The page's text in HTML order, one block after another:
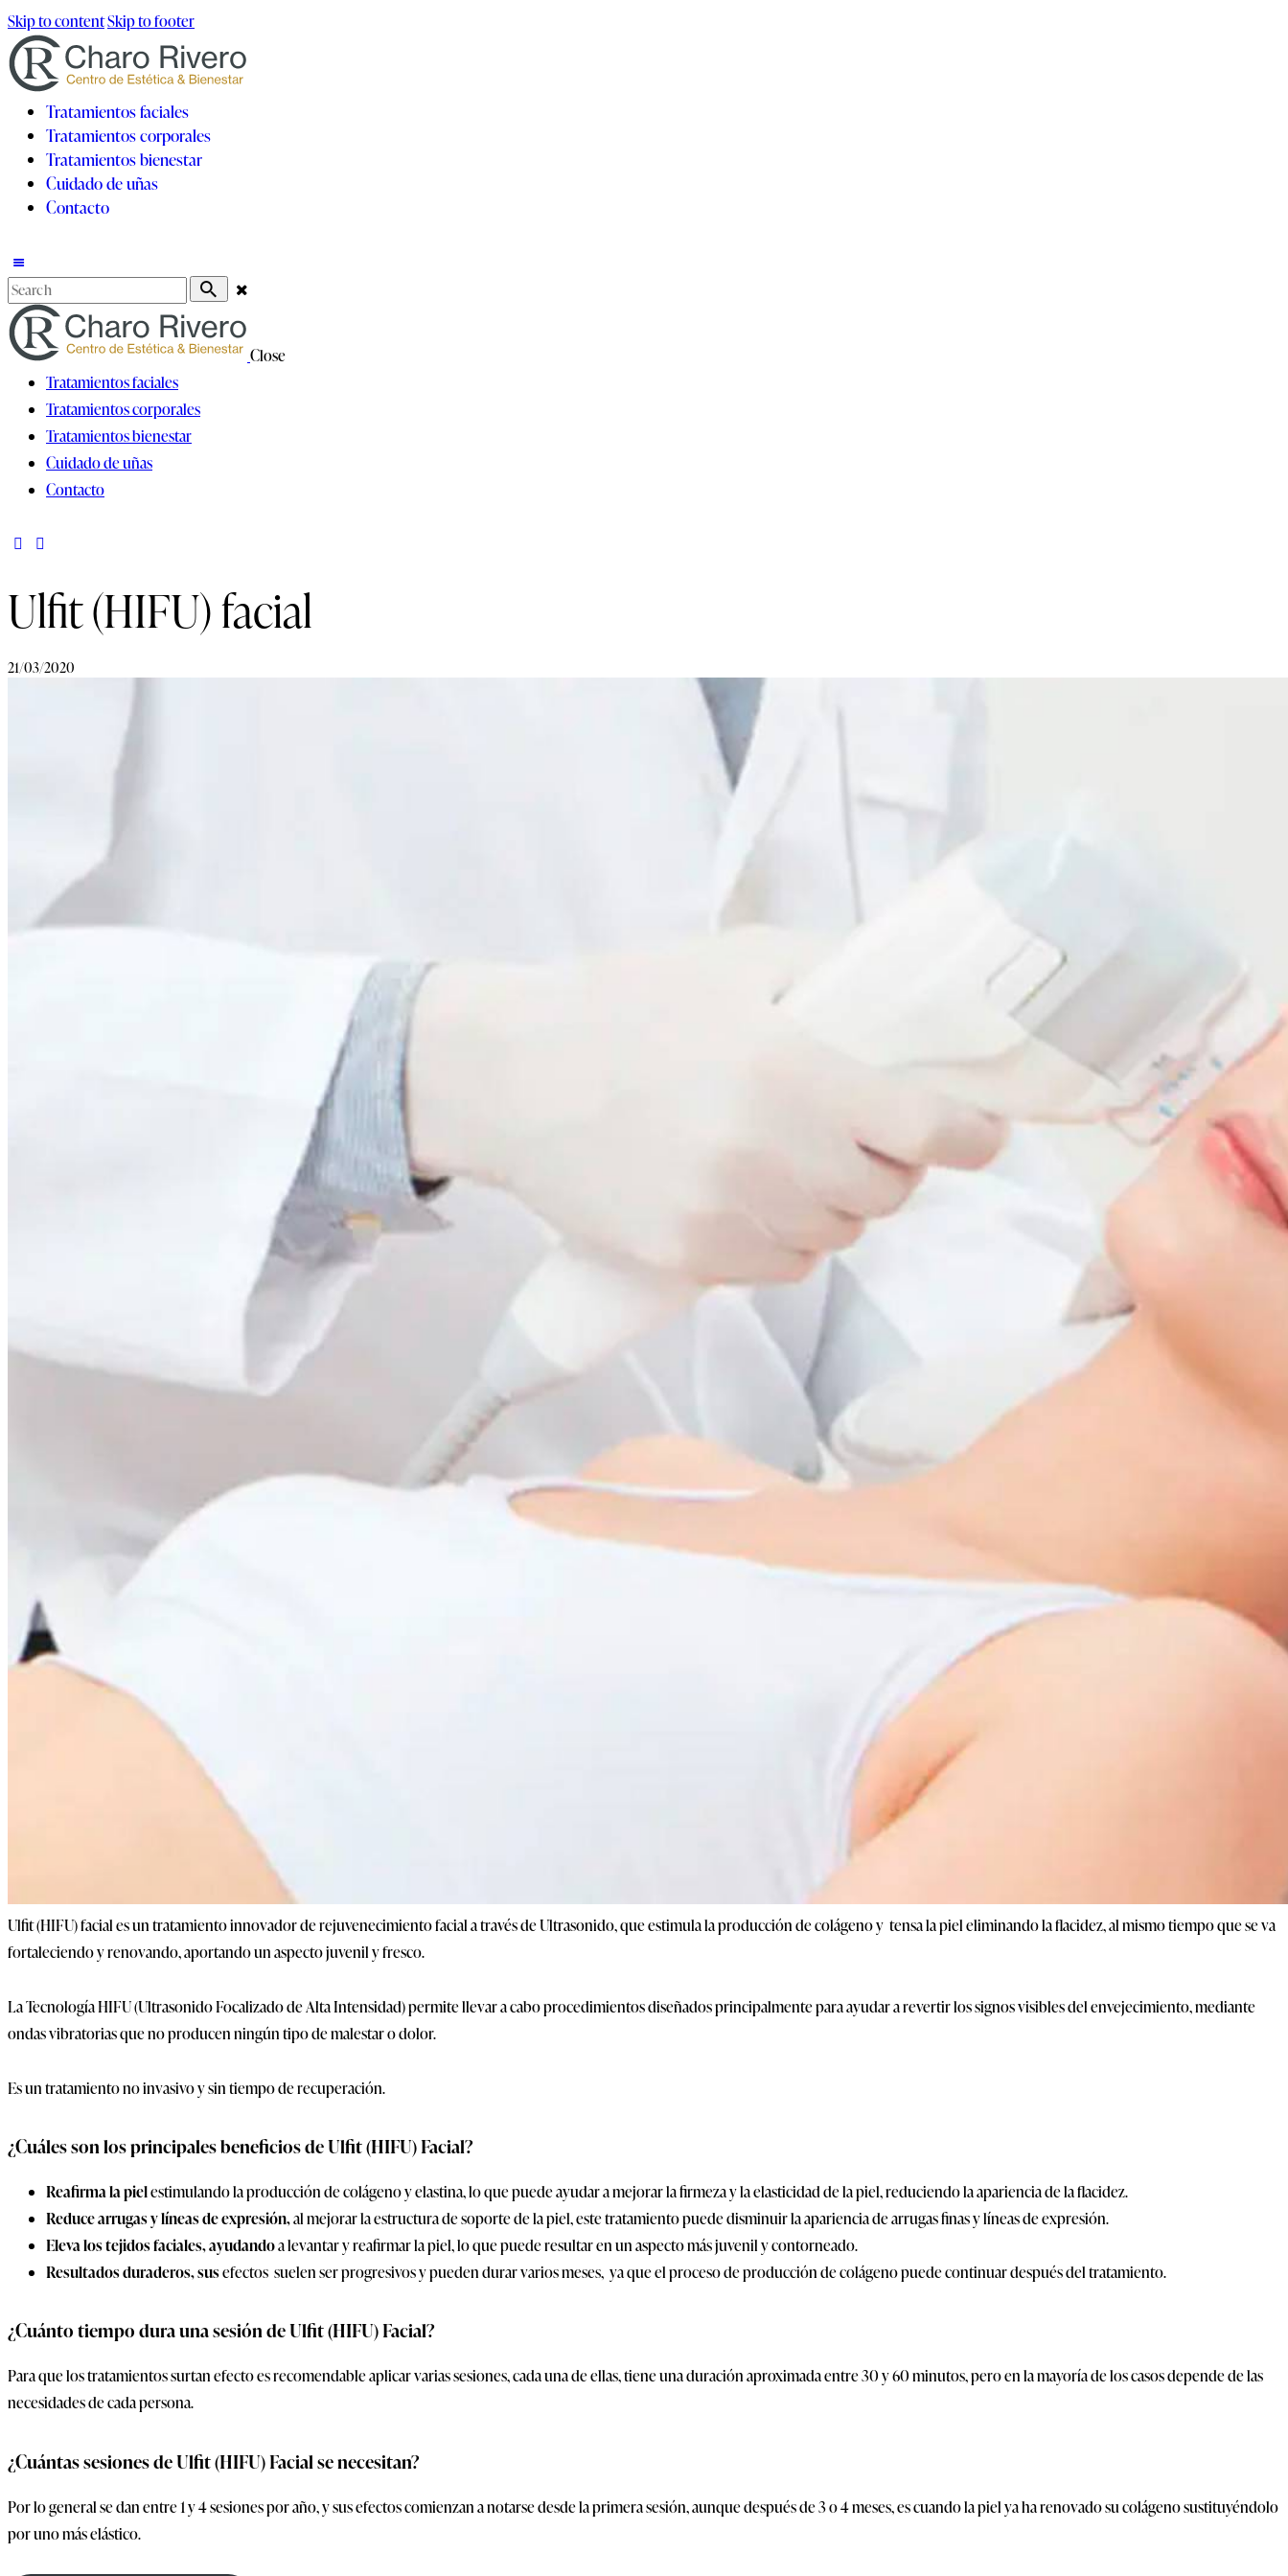
Skip to contentSkip to footer
Tratamientos faciales
Tratamientos corporales
Tratamientos bienestar
Cuidado de uñas
Contacto
Close
Tratamientos faciales
Tratamientos corporales
Tratamientos bienestar
Cuidado de uñas
Contacto
Ulfit (HIFU) facial
21/03/2020
Ulfit (HIFU) facial es un tratamiento innovador de rejuvenecimiento facial a través de Ultrasonido, que estimula la producción de colágeno y tensa la piel eliminando la flacidez, al mismo tiempo que se va
fortaleciendo y renovando, aportando un aspecto juvenil y fresco.
La Tecnología HIFU (Ultrasonido Focalizado de Alta Intensidad) permite llevar a cabo procedimientos diseñados principalmente para ayudar a revertir los signos visibles del envejecimiento, mediante
ondas vibratorias que no producen ningún tipo de malestar o dolor.
Es un tratamiento no invasivo y sin tiempo de recuperación.
¿Cuáles son los principales beneficios de Ulfit (HIFU) Facial?
Reafirma la pielestimulando la producción de colágeno y elastina, lo que puede ayudar a mejorar la firmeza y la elasticidad de la piel, reduciendo la apariencia de la flacidez.
Reduce arrugas y líneas de expresión,al mejorar la estructura de soporte de la piel, este tratamiento puede disminuir la apariencia de arrugas finas y líneas de expresión.
Eleva los tejidos faciales, ayudandoa levantar y reafirmar la piel, lo que puede resultar en un aspecto más juvenil y contorneado.
Resultados duraderos, susefectos suelen ser progresivos y pueden durar varios meses, ya que el proceso de producción de colágeno puede continuar después del tratamiento.
¿Cuánto tiempo dura una sesión de Ulfit (HIFU) Facial?
Para que los tratamientos surtan efecto es recomendable aplicar varias sesiones, cada una de ellas, tiene una duración aproximada entre 30 y 60 minutos, pero en la mayoría de los casos depende de las
necesidades de cada persona.
¿Cuántas sesiones de Ulfit (HIFU) Facial se necesitan?
Por lo general se dan entre 1 y 4 sesiones por año, y sus efectos comienzan a notarse desde la primera sesión, aunque después de 3 o 4 meses, es cuando la piel ya ha renovado su colágeno sustituyéndolo
por uno más elástico.